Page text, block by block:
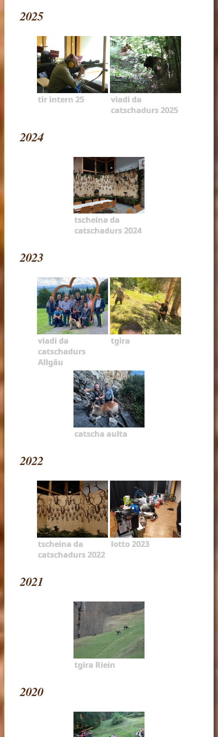
2025
tir intern 25
viadi da
catschadurs 2025
2024
tscheina da
catschadurs 2024
2023
viadi da
catschadurs
Allgäu
tgira
catscha aulta
2022
tscheina da
catschadurs 2022
lotto 2023
2021
tgira Riein
2020